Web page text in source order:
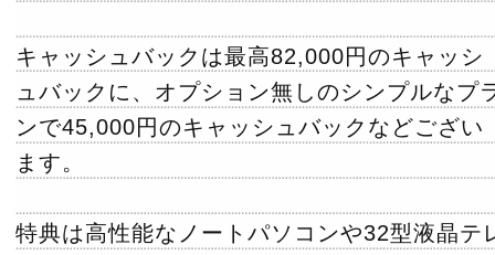
キャッシュバックは最高82,000円のキャッシ
ュバックに、オプション無しのシンプルなプ
ンで45,000円のキャッシュバックなどござい
ます。
特典は高性能なノートパソコンや32型液晶テ